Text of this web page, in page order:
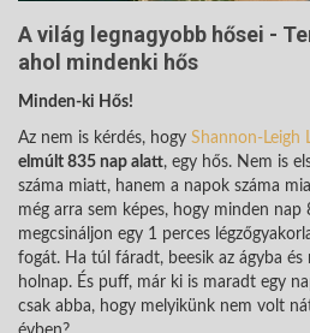
A világ legnagyobb hősei -
ahol mindenki hős
Minden-ki Hős!
Az nem is kérdés, hogy Shannon-Leigh
elmúlt 835 nap alatt, egy hős. Nem is
száma miatt, hanem a napok száma
még arra sem képes, hogy minden nap
megcsináljon egy 1 perces
fogát. Ha túl fáradt, beesik az ágyba és
holnap. És puff, már ki is maradt egy
csak abba, hogy melyikünk nem volt